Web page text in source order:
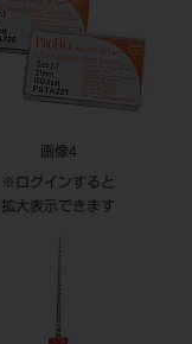
画像4
※ログインすると
拡大表示できます